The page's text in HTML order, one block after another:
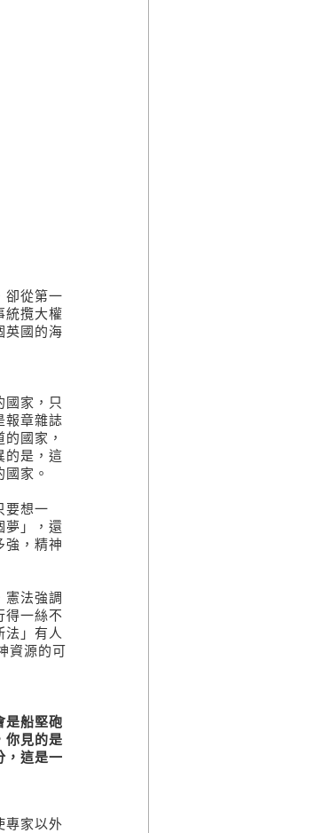
卻從第一
統攬大權
英國的海
國家，只
報章雜誌
國家，
的是，這
家。
要想一
夢」，還
強，精神
憲法強調
得一絲不
法」有人
資源的可
是船堅砲
你見的是
，這是一
專家以外